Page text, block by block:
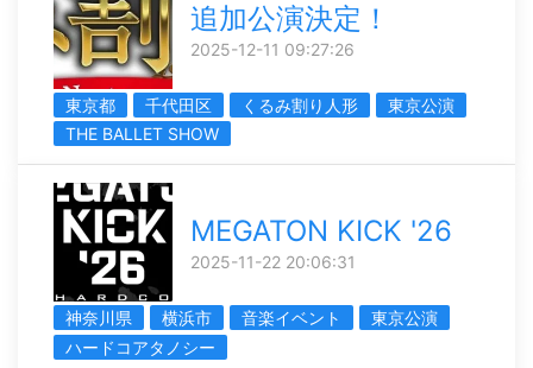
追加公演決定！
2025-12-11 09:27:26
東京都 千代田区 くるみ割り人形
東京公演
THE BALLET SHOW
MEGATON KICK '26
2025-11-22 20:06:31
神奈川県 横浜市 音楽イベント
東京公演
ハードコアタノシー